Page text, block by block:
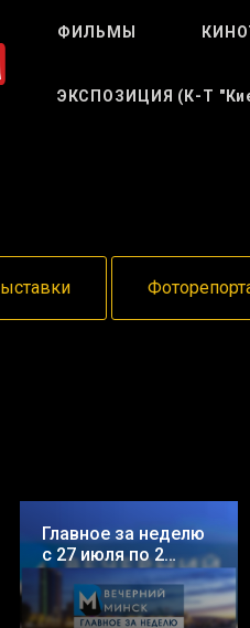
ФИЛЬМЫ
ЭКСПОЗИЦИЯ (к-Т
Главное за неделю
с 27 июля по 2
августа